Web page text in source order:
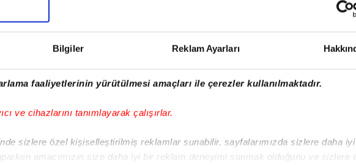
Bilgiler Reklam Ayarları
faaliyetlerinin yürütülmesi amaçları ile çerezler kullanılmaktadır.
ve cihazlarını tanımlayarak çalışırlar.
sizlere özel kişiselleştirilmiş reklamlar sunabilir, sayfalarımızda sizlere daha
amacımızın size daha iyi bir reklam deneyimi sunmak olduğunu ve sizlere
ağırlayacak.